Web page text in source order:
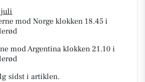
juli
mod Norge klokken 18.45 i
mod Argentina klokken 21.10 i
sidst i artiklen.